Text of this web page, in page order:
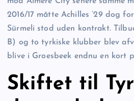
2016/17 måtte Achilles ’29 dog
Sürmeli stod uden kontrakt.
B) og to tyrkiske klubber blev
blive i Groesbeek endnu en kort
Skiftet til